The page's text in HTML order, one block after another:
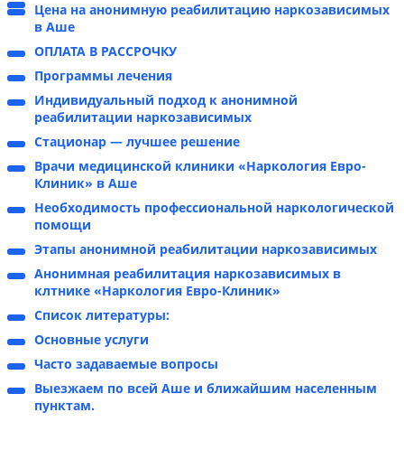
Цена на анонимную реабилитацию наркозависимых
в Аше
ОПЛАТА В РАССРОЧКУ
Программы лечения
Индивидуальный подход к анонимной
реабилитации наркозависимых
Стационар — лучшее решение
Врачи медицинской клиники «Наркология Евро-
Клиник» в Аше
Необходимость профессиональной наркологической
помощи
Этапы анонимной реабилитации наркозависимых
Анонимная реабилитация наркозависимых в
клтнике «Наркология Евро-Клиник»
Список литературы:
Основные услуги
Часто задаваемые вопросы
Выезжаем по всей Аше и ближайшим населенным
пунктам.